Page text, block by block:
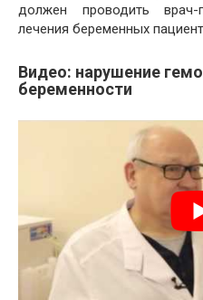
должен проводить
лечения беременных
Видео: нарушение
беременности